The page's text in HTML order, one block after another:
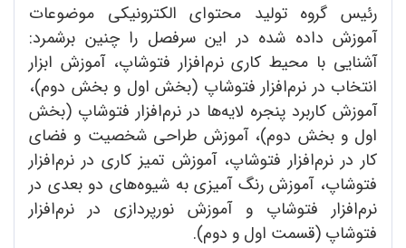
رئیس گروه تولید محتوای الکترونیکی موضوعات
آموزش داده شده در این سرفصل را چنین برشمرد:
آشنایی با محیط کاری نرم‌افزار فتوشاپ، آموزش ابزار
انتخاب در نرم‌افزار فتوشاپ (بخش اول و بخش دوم)،
آموزش کاربرد پنجره لایه‌ها در نرم‌افزار فتوشاپ (بخش
اول و بخش دوم)، آموزش طراحی شخصیت و فضای
کار در نرم‌افزار فتوشاپ، آموزش تمیز کاری در نرم‌افزار
فتوشاپ، آموزش رنگ آمیزی به شیوه‌های دو بعدی در
نرم‌افزار فتوشاپ و آموزش نورپردازی در نرم‌افزار
فتوشاپ (قسمت اول و دوم).